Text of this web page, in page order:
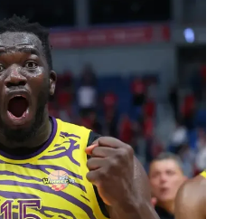
מדיניות פרטיות
תקנון פעילות ספורט 1
רשיון להקרנה פומבית לבית עסק
הצטרפות לחבילת הערוצים
לוח דרושים – ג'ובנט
גיימינג E-Sports